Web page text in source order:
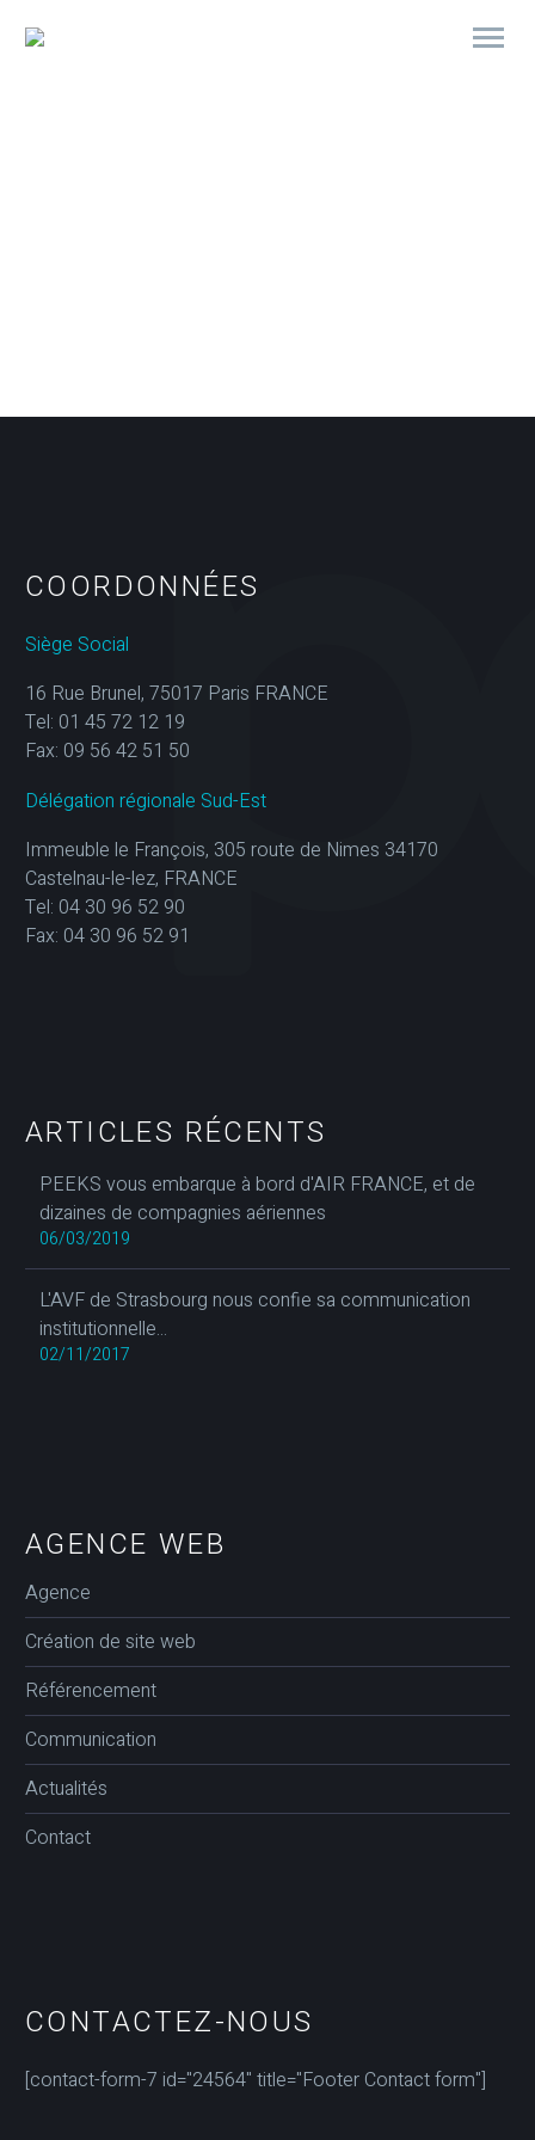
COORDONNÉES
Siège Social
16 Rue Brunel, 75017 Paris FRANCE
Tel: 01 45 72 12 19
Fax: 09 56 42 51 50
Délégation régionale Sud-Est
Immeuble le François, 305 route de Nimes 34170
Castelnau-le-lez, FRANCE
Tel: 04 30 96 52 90
Fax: 04 30 96 52 91
ARTICLES RÉCENTS
PEEKS vous embarque à bord d'AIR FRANCE, et de
dizaines de compagnies aériennes
06/03/2019
L'AVF de Strasbourg nous confie sa communication
institutionnelle...
02/11/2017
AGENCE WEB
Agence
Création de site web
Référencement
Communication
Actualités
Contact
CONTACTEZ-NOUS
[contact-form-7 id="24564" title="Footer Contact form"]